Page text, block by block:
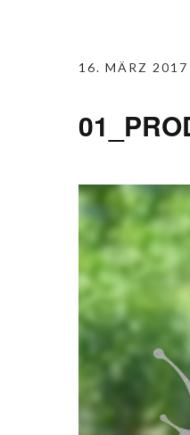
16. MÄRZ 2017